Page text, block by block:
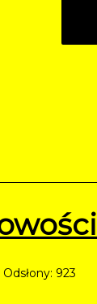
Odsłony: 923